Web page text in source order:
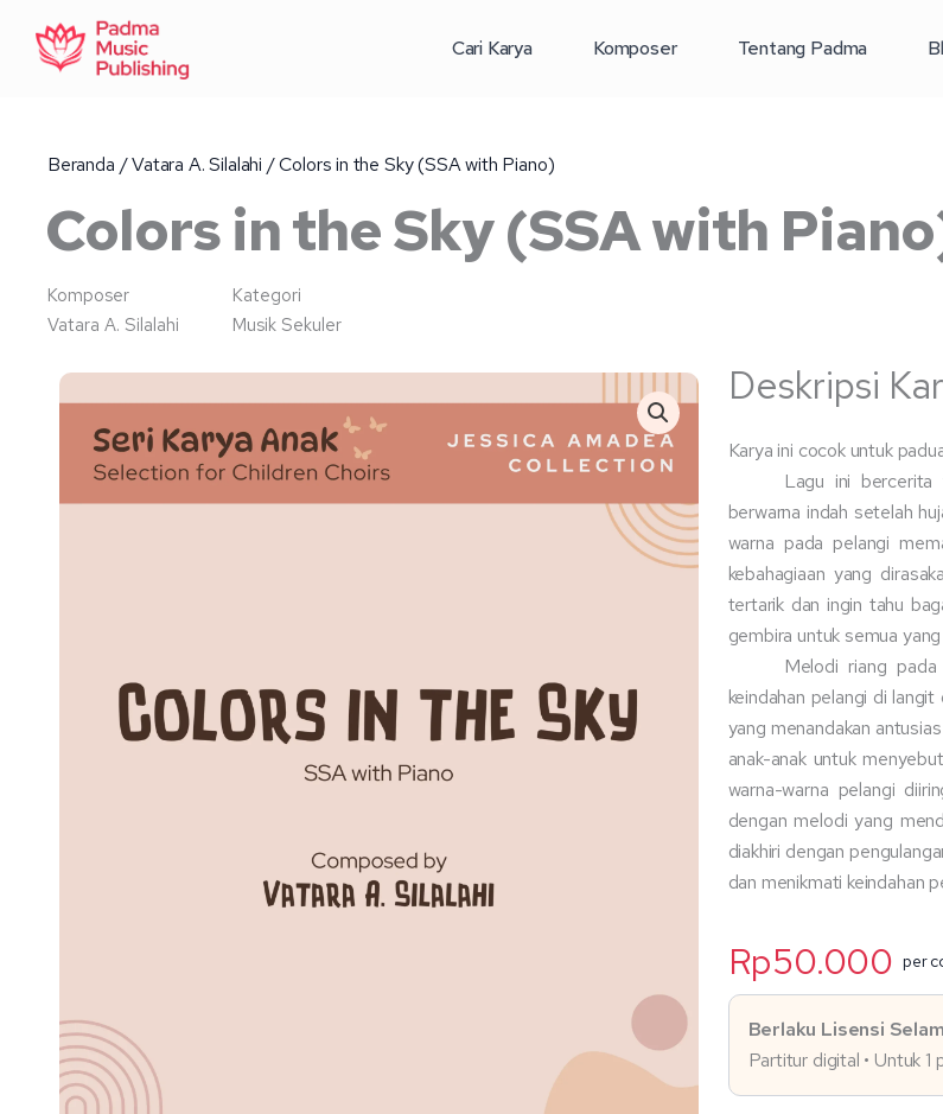
Cari Karya Komposer Tentang Padma
Beranda /Vatara A. Silalahi / Colors in the Sky (SSA with Piano)
Colors in the Sky (SSA with
Komposer
Vatara A. Silalahi
Kategori
Musik Sekuler
Deskripsi
Karya ini cocok untuk
Lagu ini bercerita
berwarna indah setelah
warna pada pelangi
kebahagiaan yang
tertarik dan ingin tahu
gembira untuk semua
Melodi riang
keindahan pelangi di
yang menandakan
anak-anak untuk
warna-warna pelangi
dengan melodi yang
diakhiri dengan
dan menikmati keindahan
Rp50.000 per
Berlaku Lisensi
Partitur digital • Untuk